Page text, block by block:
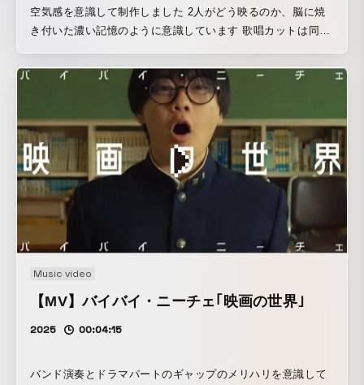
空気感を意識して制作しました 2人がどう映るのか、脳に焼
き付いた濃い記憶のように意識しています 歌唱カットは同じ
っているように思い出のロケ地でも撮影して制作しています
Music video
【MV】バイバイ・ニーチェ｢映画の世界｣
2025 00:04:15
バンド演奏とドラマパートのギャップのメリハリを意識して